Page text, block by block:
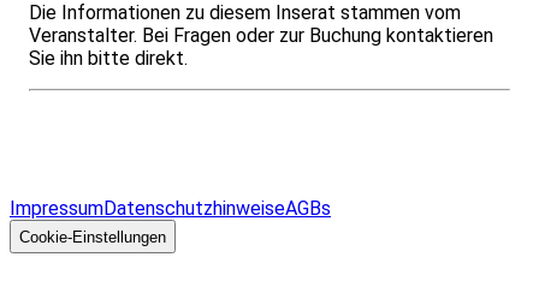
Die Informationen zu diesem Inserat stammen vom
Veranstalter. Bei Fragen oder zur Buchung kontaktieren
Sie ihn bitte direkt.
ImpressumDatenschutzhinweiseAGBs
Cookie-Einstellungen